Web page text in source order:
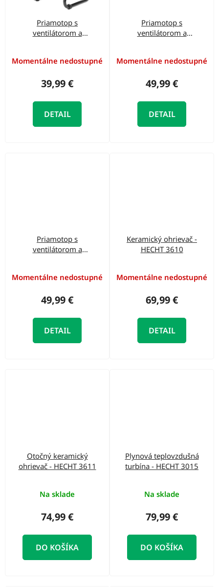
Priamotop s
ventilátorom a
Momentálne nedostupné
39,99 €
DETAIL
Priamotop s
ventilátorom a
Momentálne nedostupné
49,99 €
DETAIL
Priamotop s
ventilátorom a
Momentálne nedostupné
49,99 €
DETAIL
Keramický ohrievač -
HECHT 3610
Momentálne nedostupné
69,99 €
DETAIL
Otočný keramický
ohrievač - HECHT 3611
Na sklade
74,99 €
DO KOŠÍKA
Plynová teplovzdušná
turbína - HECHT 3015
Na sklade
79,99 €
DO KOŠÍKA